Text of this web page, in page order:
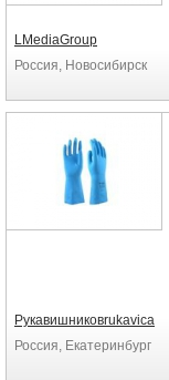
LMediaGroup
Россия, Новосибирск
Рукавишниковrukavica
Россия, Екатеринбург